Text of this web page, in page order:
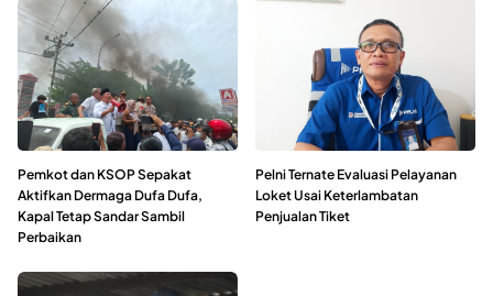
Pemkot dan KSOP Sepakat
Aktifkan Dermaga Dufa Dufa,
Kapal Tetap Sandar Sambil
Perbaikan
Pelni Ternate Evaluasi Pelayanan
Loket Usai Keterlambatan
Penjualan Tiket